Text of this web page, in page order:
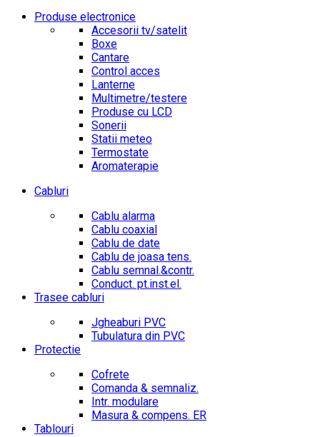
Produse electronice
Accesorii tv/satelit
Boxe
Cantare
Control acces
Lanterne
Multimetre/testere
Produse cu LCD
Sonerii
Statii meteo
Termostate
Aromaterapie
Cabluri
Cablu alarma
Cablu coaxial
Cablu de date
Cablu de joasa tens.
Cablu semnal.&contr.
Conduct. pt.inst.el.
Trasee cabluri
Jgheaburi PVC
Tubulatura din PVC
Protectie
Cofrete
Comanda & semnaliz.
Intr. modulare
Masura & compens. ER
Tablouri